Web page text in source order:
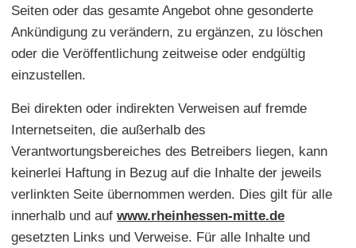
Seiten oder das gesamte Angebot ohne gesonderte
Ankündigung zu verändern, zu ergänzen, zu löschen
oder die Veröffentlichung zeitweise oder endgültig
einzustellen.
Bei direkten oder indirekten Verweisen auf fremde
Internetseiten, die außerhalb des
Verantwortungsbereiches des Betreibers liegen, kann
keinerlei Haftung in Bezug auf die Inhalte der jeweils
verlinkten Seite übernommen werden. Dies gilt für alle
innerhalb und auf www.rheinhessen-mitte.de
gesetzten Links und Verweise. Für alle Inhalte und